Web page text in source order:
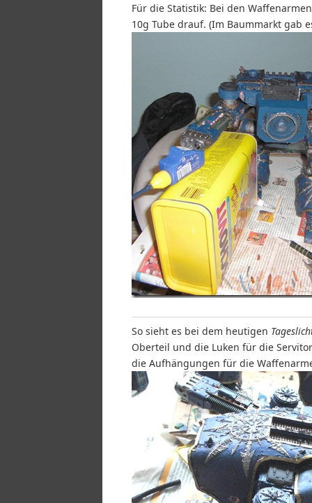
Für die Statistik: Bei den
10g Tube drauf. (Im Baummarkt gab
So sieht es bei dem heutigen
Oberteil und die Luken für die
die Aufhängungen für die